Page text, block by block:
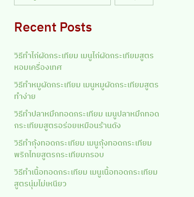
Recent Posts
วิธีทำไก่ผัดกระเทียม เมนูไก่ผัดกระเทียมสูตร
หอมเครื่องเทศ
วิธีทำหมูผัดกระเทียม เมนูหมูผัดกระเทียมสูตร
ทำง่าย
วิธีทำปลาหมึกทอดกระเทียม เมนูปลาหมึกทอด
กระเทียมสูตรอร่อยเหมือนร้านดัง
วิธีทำกุ้งทอดกระเทียม เมนูกุ้งทอดกระเทียม
พริกไทยสูตรกระเทียมกรอบ
วิธีทำเนื้อทอดกระเทียม เมนูเนื้อทอดกระเทียม
สูตรนุ่มไม่เหนียว